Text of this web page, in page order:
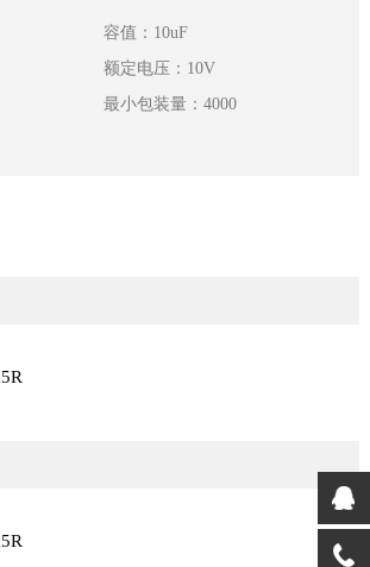
容值：10uF
额定电压：10V
最小包装量：4000